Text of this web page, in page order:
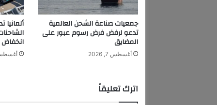
ا
م
ه
ر
ا
ل
جمعيات صناعة الشحن العالمية
تدعو لرفض فرض رسوم عبور على
المضايق
أغسطس 7, 2026 أغسطس 7,
اترك تعليقاً